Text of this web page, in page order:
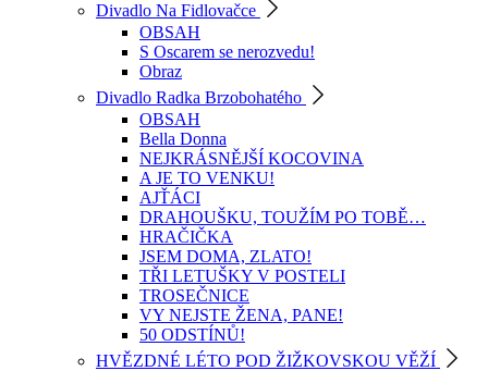
Divadlo Na Fidlovačce
OBSAH
S Oscarem se nerozvedu!
Obraz
Divadlo Radka Brzobohatého
OBSAH
Bella Donna
NEJKRÁSNĚJŠÍ KOCOVINA
A JE TO VENKU!
AJŤÁCI
DRAHOUŠKU, TOUŽÍM PO TOBĚ…
HRAČIČKA
JSEM DOMA, ZLATO!
TŘI LETUŠKY V POSTELI
TROSEČNICE
VY NEJSTE ŽENA, PANE!
50 ODSTÍNŮ!
HVĚZDNÉ LÉTO POD ŽIŽKOVSKOU VĚŽÍ